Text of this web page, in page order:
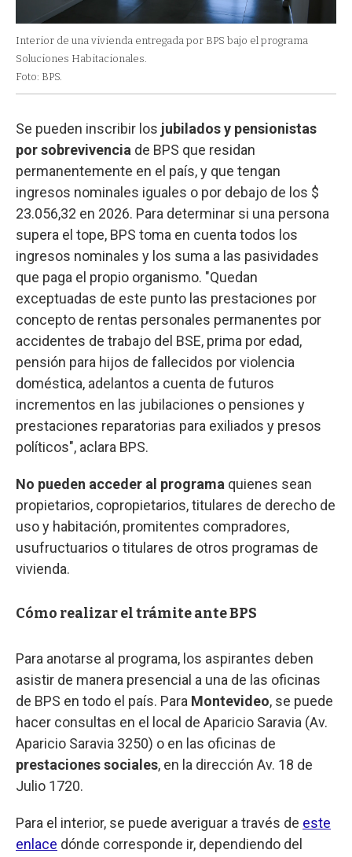
Interior de una vivienda entregada por BPS bajo el programa
Soluciones Habitacionales.
Foto: BPS.
Se pueden inscribir los jubilados y pensionistas
por sobrevivencia de BPS que residan
permanentemente en el país, y que tengan
ingresos nominales iguales o por debajo de los $
23.056,32 en 2026. Para determinar si una persona
supera el tope, BPS toma en cuenta todos los
ingresos nominales y los suma a las pasividades
que paga el propio organismo. "Quedan
exceptuadas de este punto las prestaciones por
concepto de rentas personales permanentes por
accidentes de trabajo del BSE, prima por edad,
pensión para hijos de fallecidos por violencia
doméstica, adelantos a cuenta de futuros
incrementos en las jubilaciones o pensiones y
prestaciones reparatorias para exiliados y presos
políticos", aclara BPS.
No pueden acceder al programa quienes sean
propietarios, copropietarios, titulares de derecho de
uso y habitación, promitentes compradores,
usufructuarios o titulares de otros programas de
vivienda.
Cómo realizar el trámite ante BPS
Para anotarse al programa, los aspirantes deben
asistir de manera presencial a una de las oficinas
de BPS en todo el país. Para Montevideo, se puede
hacer consultas en el local de Aparicio Saravia (Av.
Aparicio Saravia 3250) o en las oficinas de
prestaciones sociales, en la dirección Av. 18 de
Julio 1720.
Para el interior, se puede averiguar a través de este
enlace dónde corresponde ir, dependiendo del